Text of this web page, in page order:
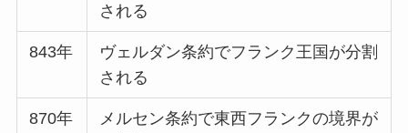
される
843年
ヴェルダン条約でフランク王国が分割
される
870年
メルセン条約で東西フランクの境界が